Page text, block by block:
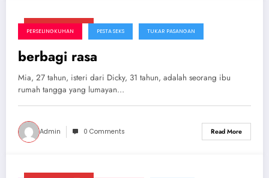
PERSELINGKUHAN PESTA SEKS TUKAR PASANGAN
berbagi rasa
Mia, 27 tahun, isteri dari Dicky, 31 tahun, adalah seorang ibu
rumah tangga yang lumayan…
Admin 0 Comments Read More